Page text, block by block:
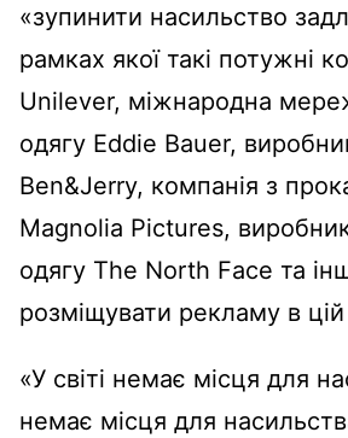
«зупинити насильство
рамках якої такі потужні
Unilever, міжнародна
одягу Eddie Bauer,
Ben&Jerry, компанія з
Magnolia Pictures,
одягу The North Face та
розміщувати рекламу в
«У світі немає місця для
немає місця для